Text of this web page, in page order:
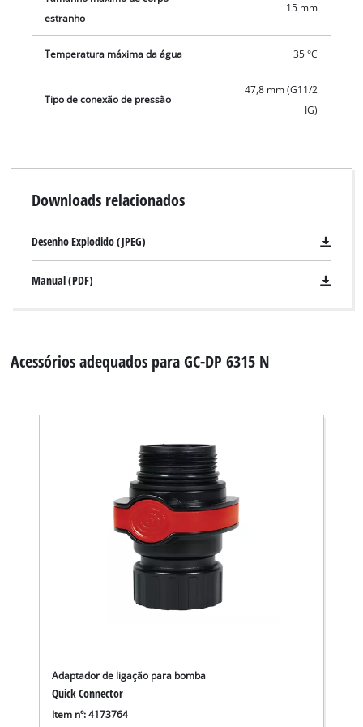
estranho
15 mm
Temperatura máxima da água 35 °C
Tipo de conexão de pressão
47,8 mm (G11/2
IG)
Downloads relacionados
Desenho Explodido (JPEG)
Manual (PDF)
Acessórios adequados para GC-DP 6315 N
Adaptador de ligação para bomba
Quick Connector
Item nº: 4173764